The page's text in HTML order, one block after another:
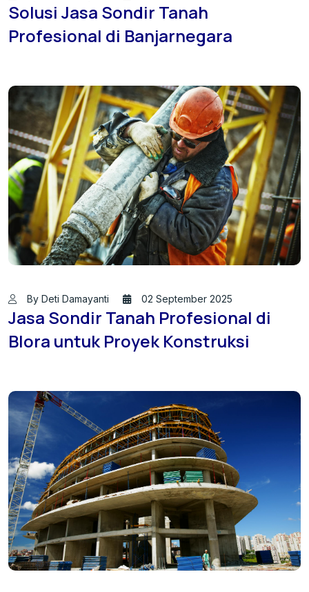
Solusi Jasa Sondir Tanah
Profesional di Banjarnegara
By Deti Damayanti 02 September 2025
Jasa Sondir Tanah Profesional di
Blora untuk Proyek Konstruksi